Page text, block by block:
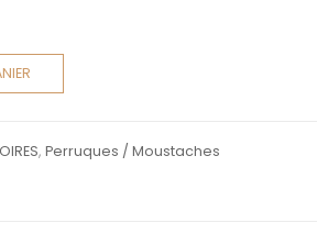
,Perruques / Moustaches